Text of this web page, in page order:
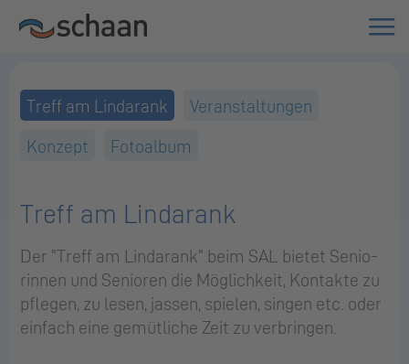
Treff am Lindarank
Veranstaltungen
Konzept
Fotoalbum
Treff am Lindarank
Der "Treff am Lin­dar­ank" beim SAL bie­tet Se­nio­
rin­nen und Se­nio­ren die Mög­lich­keit, Kon­tak­te zu
pfle­gen, zu lesen, jas­sen, spie­len, sin­gen etc. oder
ein­fach eine ge­müt­li­che Zeit zu ver­brin­gen.